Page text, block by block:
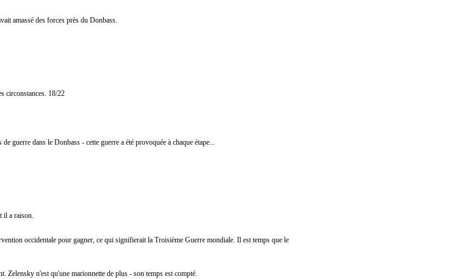
amassé des forces près du Donbass.
circonstances. 18/22
guerre dans le Donbass - cette guerre a été provoquée à chaque étape...
il a raison.
occidentale pour gagner, ce qui signifierait la Troisième Guerre mondiale. Il est temps que le
Zelensky n'est qu'une marionnette de plus - son temps est compté.